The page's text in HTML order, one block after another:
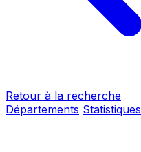
Retour à la recherche
Départements Statistiques